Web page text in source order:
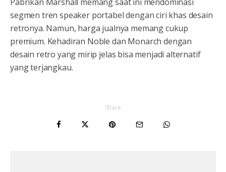
segmen tren speaker portabel dengan ciri khas desain
retronya. Namun, harga jualnya memang cukup
premium. Kehadiran Noble dan Monarch dengan
desain retro yang mirip jelas bisa menjadi alternatif
yang terjangkau.
Share